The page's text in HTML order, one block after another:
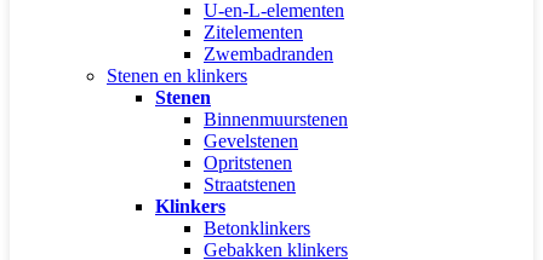
U-en-L-elementen
Zitelementen
Zwembadranden
Stenen en klinkers
Stenen
Binnenmuurstenen
Gevelstenen
Opritstenen
Straatstenen
Klinkers
Betonklinkers
Gebakken klinkers